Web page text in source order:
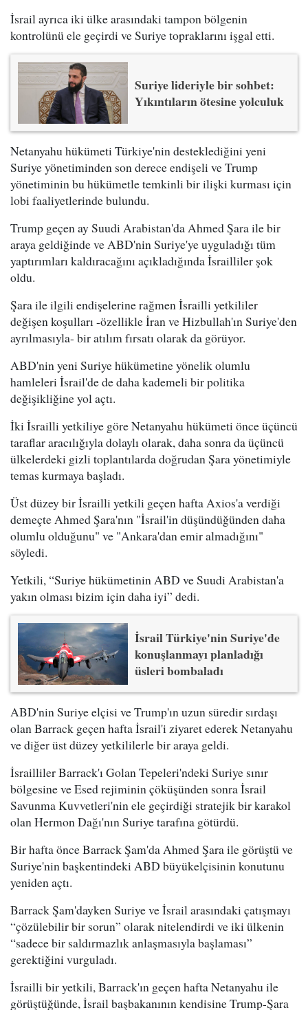
İsrail ayrıca iki ülke arasındaki tampon bölgenin
kontrolünü ele geçirdi ve Suriye topraklarını işgal etti.
Suriye lideriyle bir sohbet:
Yıkıntıların ötesine yolculuk
Netanyahu hükümeti Türkiye'nin desteklediğini yeni
Suriye yönetiminden son derece endişeli ve Trump
yönetiminin bu hükümetle temkinli bir ilişki kurması için
lobi faaliyetlerinde bulundu.
Trump geçen ay Suudi Arabistan'da Ahmed Şara ile bir
araya geldiğinde ve ABD'nin Suriye'ye uyguladığı tüm
yaptırımları kaldıracağını açıkladığında İsrailliler şok
oldu.
Şara ile ilgili endişelerine rağmen İsrailli yetkililer
değişen koşulları -özellikle İran ve Hizbullah'ın Suriye'den
ayrılmasıyla- bir atılım fırsatı olarak da görüyor.
ABD'nin yeni Suriye hükümetine yönelik olumlu
hamleleri İsrail'de de daha kademeli bir politika
değişikliğine yol açtı.
İki İsrailli yetkiliye göre Netanyahu hükümeti önce üçüncü
taraflar aracılığıyla dolaylı olarak, daha sonra da üçüncü
ülkelerdeki gizli toplantılarda doğrudan Şara yönetimiyle
temas kurmaya başladı.
Üst düzey bir İsrailli yetkili geçen hafta Axios'a verdiği
demeçte Ahmed Şara'nın "İsrail'in düşündüğünden daha
olumlu olduğunu" ve "Ankara'dan emir almadığını"
söyledi.
Yetkili, “Suriye hükümetinin ABD ve Suudi Arabistan'a
yakın olması bizim için daha iyi” dedi.
İsrail Türkiye'nin Suriye'de
konuşlanmayı planladığı
üsleri bombaladı
ABD'nin Suriye elçisi ve Trump'ın uzun süredir sırdaşı
olan Barrack geçen hafta İsrail'i ziyaret ederek Netanyahu
ve diğer üst düzey yetkililerle bir araya geldi.
İsrailliler Barrack'ı Golan Tepeleri'ndeki Suriye sınır
bölgesine ve Esed rejiminin çöküşünden sonra İsrail
Savunma Kuvvetleri'nin ele geçirdiği stratejik bir karakol
olan Hermon Dağı'nın Suriye tarafına götürdü.
Bir hafta önce Barrack Şam'da Ahmed Şara ile görüştü ve
Suriye'nin başkentindeki ABD büyükelçisinin konutunu
yeniden açtı.
Barrack Şam'dayken Suriye ve İsrail arasındaki çatışmayı
“çözülebilir bir sorun” olarak nitelendirdi ve iki ülkenin
“sadece bir saldırmazlık anlaşmasıyla başlaması”
gerektiğini vurguladı.
İsrailli bir yetkili, Barrack'ın geçen hafta Netanyahu ile
görüştüğünde, İsrail başbakanının kendisine Trump-Şara